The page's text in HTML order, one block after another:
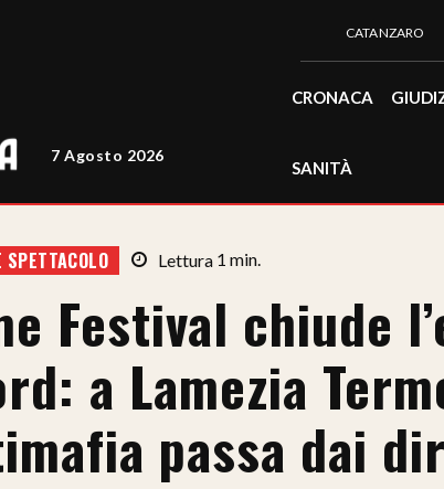
7 Agosto 2026
CATANZARO
CRONACA
SANITÀ
SPETTACOLO Lettura 1 min.
Festival chiude
a Lamezia
passa dai